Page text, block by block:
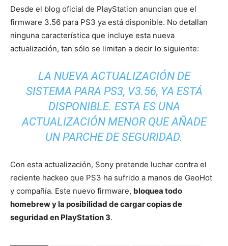
Desde el blog oficial de PlayStation anuncian que el
firmware 3.56 para PS3 ya está disponible. No detallan
ninguna característica que incluye esta nueva
actualización, tan sólo se limitan a decir lo siguiente:
LA NUEVA ACTUALIZACIÓN DE
SISTEMA PARA PS3, V3.56, YA ESTÁ
DISPONIBLE. ESTA ES UNA
ACTUALIZACIÓN MENOR QUE AÑADE
UN PARCHE DE SEGURIDAD.
Con esta actualización, Sony pretende luchar contra el
reciente hackeo que PS3 ha sufrido a manos de GeoHot
y compañía. Este nuevo firmware, bloquea todo
homebrew y la posibilidad de cargar copias de
seguridad en PlayStation 3.